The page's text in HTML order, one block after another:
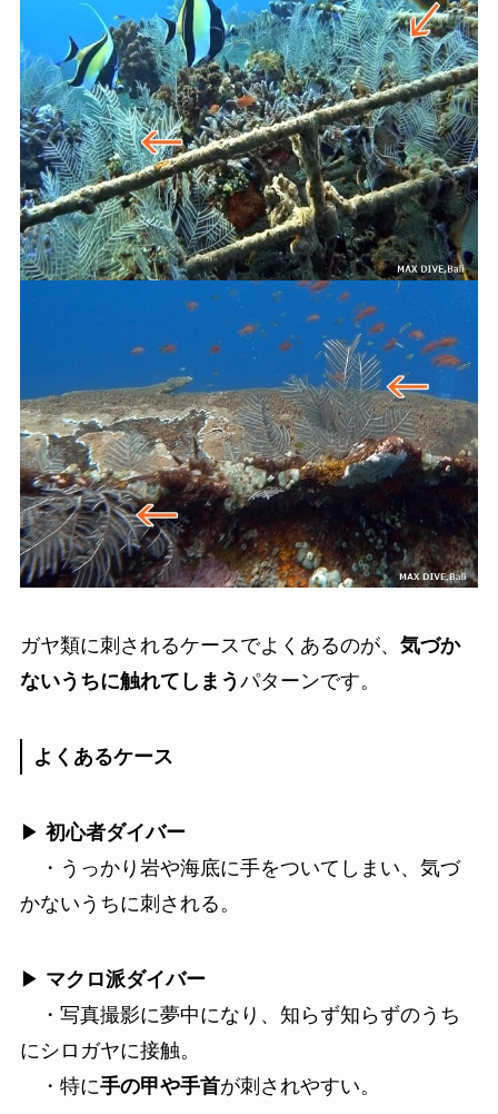
ガヤ類に刺されるケースでよくあるのが、 気づか
ないうちに触れてしまう パターンです。
よくあるケース
▶ 初心者ダイバー
・うっかり岩や海底に手をついてしまい、気づ
かないうちに刺される。
▶ マクロ派ダイバー
・写真撮影に夢中になり、知らず知らずのうち
にシロガヤに接触。
・特に手の甲や手首が刺されやすい。